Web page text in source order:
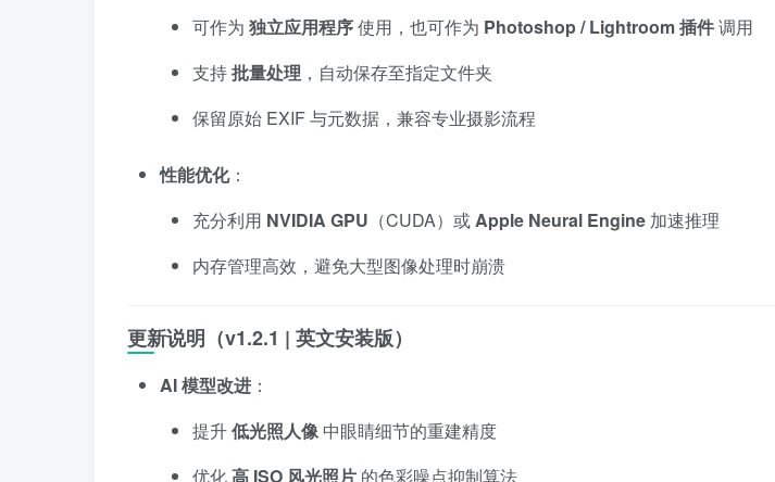
可作为 独立应用程序使用，也可作为 Photoshop / Lightroom 插件调用
支持批量处理 ，自动保存至指定文件夹
保留原始 EXIF 与元数据，兼容专业摄影流程
性能优化：
充分利用 NVIDIA GPU （CUDA）或Apple Neural Engine 加速推理
内存管理高效，避免大型图像处理时崩溃
更新说明（v1.2.1 | 英文安装版）
AI 模型改进 ：
提升低光照人像中眼睛细节的重建精度
优化高 ISO 风光照片 的色彩噪点抑制算法